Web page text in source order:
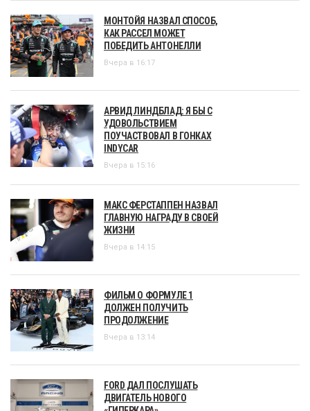
МОНТОЙЯ НАЗВАЛ СПОСОБ,
КАК РАССЕЛ МОЖЕТ
ПОБЕДИТЬ АНТОНЕЛЛИ
Вчера в 16:17
АРВИД ЛИНДБЛАД: Я БЫ С
УДОВОЛЬСТВИЕМ
ПОУЧАСТВОВАЛ В ГОНКАХ
INDYCAR
Вчера в 15:16
МАКС ФЕРСТАППЕН НАЗВАЛ
ГЛАВНУЮ НАГРАДУ В СВОЕЙ
ЖИЗНИ
Вчера в 14:15
ФИЛЬМ О ФОРМУЛЕ 1
ДОЛЖЕН ПОЛУЧИТЬ
ПРОДОЛЖЕНИЕ
Вчера в 13:14
FORD ДАЛ ПОСЛУШАТЬ
ДВИГАТЕЛЬ НОВОГО